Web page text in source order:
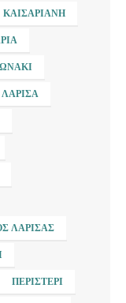
ΚΑΙΣΑΡΙΑΝΉ
ΛΆΡΙΣΑ
ΛΆΡΙΣΑΣ
ΠΕΡΙΣΤΈΡΙ